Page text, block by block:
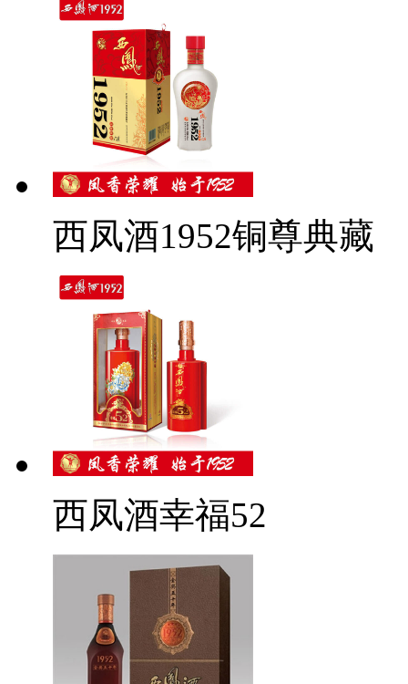
西凤酒1952铜尊典藏
西凤酒幸福52